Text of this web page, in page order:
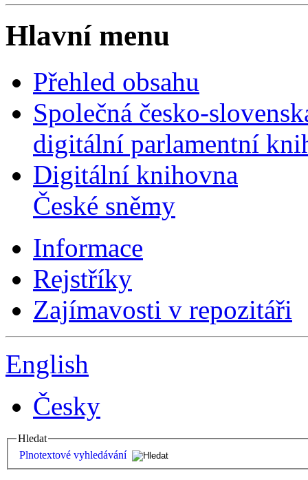
Hlavní menu
Přehled obsahu
Společná česko-
digitální parlamentní
Digitální knihovna
České sněmy
Informace
Rejstříky
Zajímavosti v repozitáři
English
Česky
Hledat
Plnotextové vyhledávání